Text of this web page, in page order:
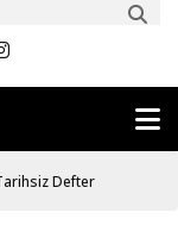
Defter